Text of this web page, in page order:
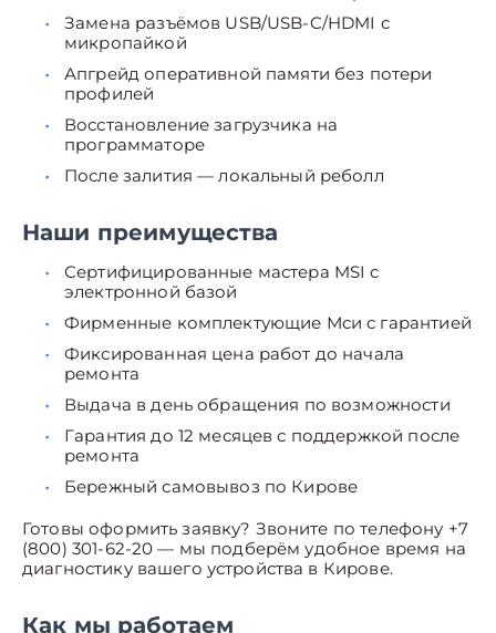
Замена разъёмов USB/USB-C/HDMI с
микропайкой
Апгрейд оперативной памяти без потери
профилей
Восстановление загрузчика на
программаторе
После залития — локальный реболл
Наши преимущества
Сертифицированные мастера MSI с
электронной базой
Фирменные комплектующие Мси с гарантией
Фиксированная цена работ до начала
ремонта
Выдача в день обращения по возможности
Гарантия до 12 месяцев с поддержкой после
ремонта
Бережный самовывоз по Кирове
Готовы оформить заявку? Звоните по телефону +7
(800) 301-62-20 — мы подберём удобное время на
диагностику вашего устройства в Кирове.
Как мы работаем